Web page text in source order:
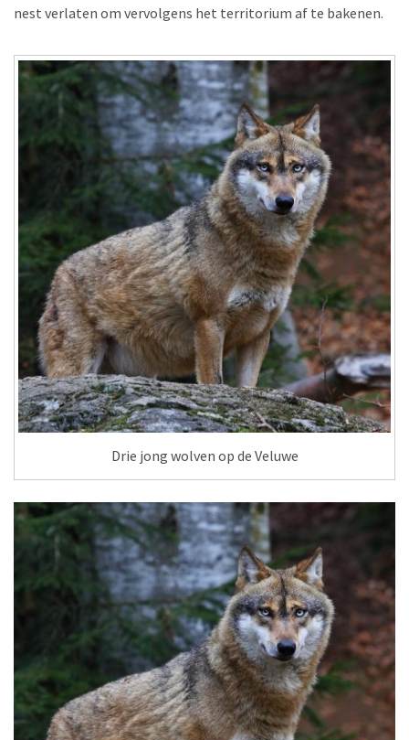
nest verlaten om vervolgens het territorium af te bakenen.
Drie jong wolven op de Veluwe